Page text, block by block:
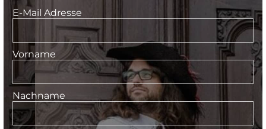
E-Mail Adresse
Vorname
Nachname